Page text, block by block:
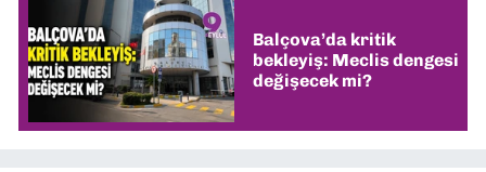
Balçova’da kritik
bekleyiş: Meclis dengesi
değişecek mi?